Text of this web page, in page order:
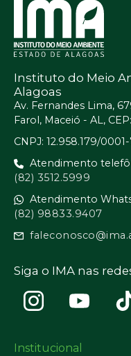
Instituto do Meio
Alagoas
Av. Fernandes Lima,
Farol, Maceió - AL,
CNPJ: 12.958.179/
Atendimento
(82) 3512.5999
Atendimento
(82) 98833.9407
Siga o IMA nas
Institucional